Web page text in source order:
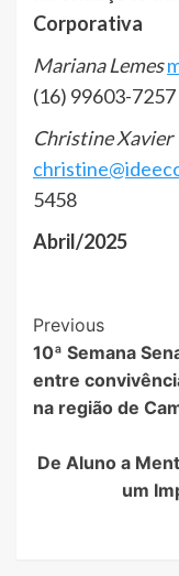
Corporativa
Mariana Lemes
(16) 99603-7257
Christine Xavier
5458
Abril/2025
Post
Previous
10ª Semana
entre
na região de
De Aluno a
um